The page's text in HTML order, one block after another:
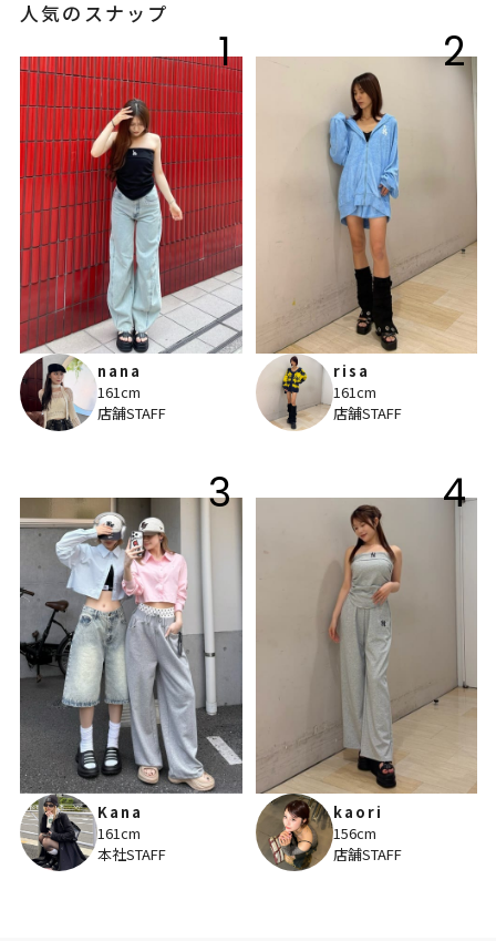
人気のスナップ
1
nana
161cm
店舗STAFF
2
risa
161cm
店舗STAFF
3
Kana
161cm
本社STAFF
4
kaori
156cm
店舗STAFF